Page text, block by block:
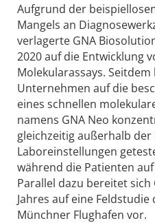
Aufgrund der
Mangels an
verlagerte GNA
2020 auf die Entwicklung
Molekularassays. Seitdem
Unternehmen auf die
eines schnellen
namens GNA Neo
gleichzeitig außerhalb
Laboreinstellungen
während die Patienten
Parallel dazu bereitet sich
Jahres auf eine Feldstudie
Münchner Flughafen vor.